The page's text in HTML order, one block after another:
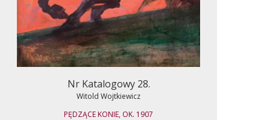
Nr Katalogowy 28.
Witold Wojtkiewicz
PĘDZĄCE KONIE, OK. 1907